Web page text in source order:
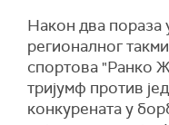
Након два пораза
регионалног
спортова "Ранко
тријумф против
конкурената у